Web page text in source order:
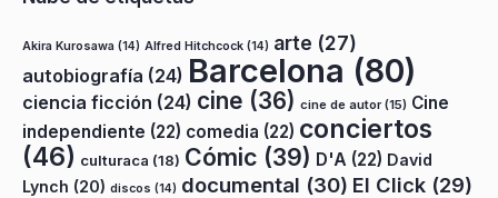
Akira Kurosawa (14) Alfred Hitchcock (14) arte (27)
autobiografía (24) Barcelona (80)
ciencia ficción (24) cine (36) cine de autor(15) Cine
independiente (22) comedia (22) conciertos
(46) culturaca (18) Cómic (39) D'A (22) David
Lynch (20) discos (14) documental (30) El Click (29)